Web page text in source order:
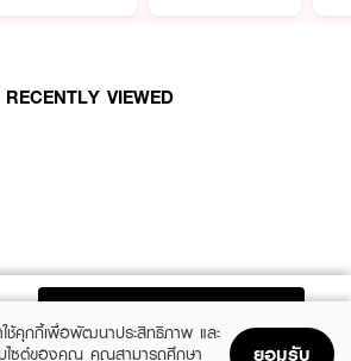
ะกอบเข้มข้นสูตรเฉพาะ มอบความชุ่มชื้นให้ผิวดูเปล่ง
RECENTLY VIEWED
ใช้คุกกี้เพื่อพัฒนาประสิทธิภาพ และ
บไซต์ของคุณ คุณสามารถศึกษา
ยอมรับ